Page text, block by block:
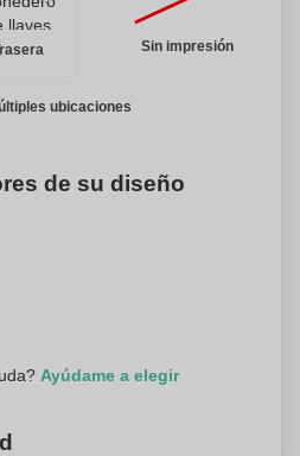
o iniciales. Ya sea que esté
o simplemente quiere
organizados, este
es un accesorio
Sin impresión
ubicaciones
de su diseño
Ayúdame a elegir